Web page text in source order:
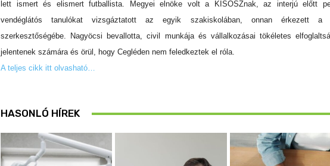
lett ismert és elismert futballista. Megyei elnöke volt a KISOSZnak, az interjú előtt
vendéglátós tanulókat vizsgáztatott az egyik szakiskolában, onnan érkezett a
szerkesztőségébe. Nagyöcsi bevallotta,civil munkája és vállalkozásai tökéletes
jelentenek számára és örül, hogy Cegléden nem feledkeztek el róla.
A teljes cikk itt olvasható…
HASONLÓ HÍREK